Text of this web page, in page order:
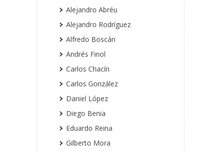
Alejandro Abréu
Alejandro Rodríguez
Alfredo Boscán
Andrés Finol
Carlos Chacín
Carlos González
Daniel López
Diego Benia
Eduardo Reina
Gilberto Mora